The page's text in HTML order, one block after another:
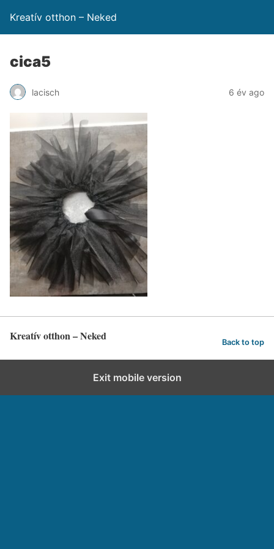
Kreatív otthon – Neked
cica5
lacisch 6 év ago
Kreatív otthon – Neked Back to top
Exit mobile version